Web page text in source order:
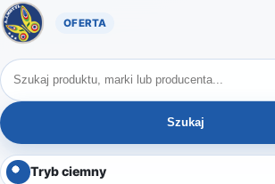
Oferta A. Motyl
Szukaj produktów
Szukaj
Tryb ciemny